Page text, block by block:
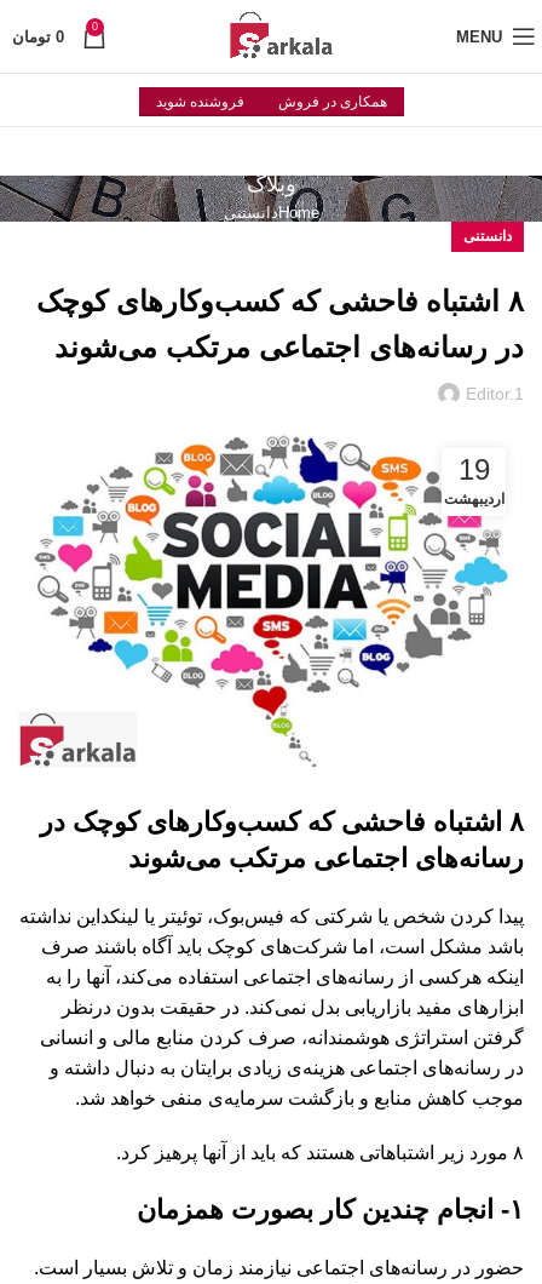
MENU
0
0 تومان
همکاری در فروش فروشنده شوید
وبلاگ
Homeدانستنی
دانستنی
۸ اشتباه فاحشی که کسب‌وکارهای کوچک
در رسانه‌های اجتماعی مرتکب می‌شوند
Editor.1
19
اردیبهشت
۸ اشتباه فاحشی که کسب‌وکارهای کوچک در
رسانه‌های اجتماعی مرتکب می‌شوند
پیدا کردن شخص یا شرکتی که فیس‌بوک، توئیتر یا لینکداین نداشته
باشد مشکل است، اما شرکت‌های کوچک باید آگاه باشند صرف
اینکه هرکسی از رسانه‌های اجتماعی استفاده می‌کند، آنها را به
ابزارهای مفید بازاریابی بدل نمی‌کند. در حقیقت بدون درنظر
گرفتن استراتژی هوشمندانه، صرف کردن منابع مالی و انسانی
در رسانه‌های اجتماعی هزینه‌ی زیادی برایتان به دنبال داشته و
موجب کاهش منابع و بازگشت سرمایه‌ی منفی خواهد شد.
۸ مورد زیر اشتباهاتی هستند که باید از آنها پرهیز کرد.
۱- انجام چندین کار بصورت همزمان
حضور در رسانه‌های اجتماعی نیازمند زمان و تلاش بسیار است.